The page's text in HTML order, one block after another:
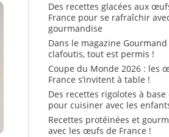
Des recettes glacées aux
France pour se rafraîchir
gourmandise
Dans le magazine Gourmand
clafoutis, tout est permis !
Coupe du Monde 2026 : les
France s’invitent à table !
Des recettes rigolotes à base
pour cuisiner avec les
Recettes protéinées et
avec les œufs de France !